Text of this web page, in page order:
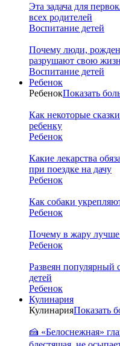
Эта задача для
всех родителей
Воспитание детей
Почему люди,
разрушают свою
Воспитание детей
Ребенок
РебенокПоказать
Как некоторые
ребенку
Ребенок
Какие лекарства
при поездке на дачу
Ребенок
Как собаки
Ребенок
Почему в жару лучше
Ребенок
Развеян популярный
детей
Ребенок
Кулинария
КулинарияПоказать
🍰 «Белоснежная»